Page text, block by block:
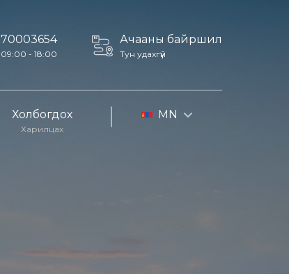
70003654
09:00 - 18:00
Ачааны байршил
Тун удахгүй
Холбогдох
Харилцах
MN